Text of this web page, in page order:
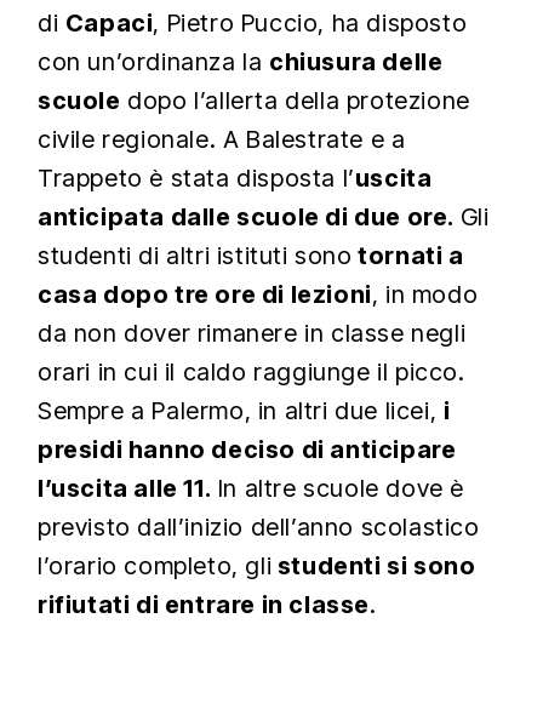
di Capaci, Pietro Puccio, ha disposto
con un’ordinanza la chiusura delle
scuole dopo l’allerta della protezione
civile regionale. A Balestrate e a
Trappeto è stata disposta l’uscita
anticipata dalle scuole di due ore. Gli
studenti di altri istituti sono tornati a
casa dopo tre ore di lezioni, in modo
da non dover rimanere in classe negli
orari in cui il caldo raggiunge il picco.
Sempre a Palermo, in altri due licei, i
presidi hanno deciso di anticipare
l’uscita alle 11. In altre scuole dove è
previsto dall’inizio dell’anno scolastico
l’orario completo, gli studenti si sono
rifiutati di entrare in classe.